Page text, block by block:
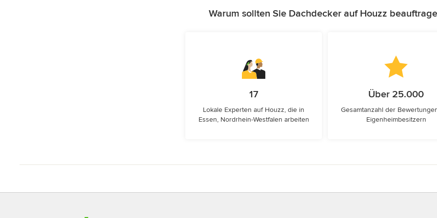
Warum sollten Sie Dachdecker auf Houzz
17
Lokale Experten auf Houzz, die in
Essen, Nordrhein-Westfalen arbeiten
Über 25.000
Gesamtanzahl der
Eigenheimbesitzern